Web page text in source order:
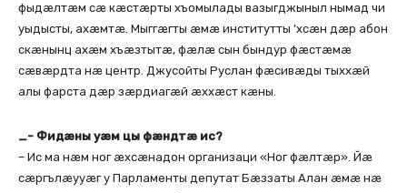
фыдæлтæм сæ кæстæрты хъомылады вазыгджыныл нымад чи
уыдысты, ахæмтæ. Мыггæгты æмæ институтты ’хсæн дæр абон
скæнынц ахæм хъæзтытæ, фæлæ сын бындур фæстæмæ
сæвæрдта нæ центр. Джусойты Руслан фæсивæды тыххæй
алы фарста дæр зæрдиагæй æххæст кæны.
_- Фидæны уæм цы фæндтæ ис?
– Ис ма нæм ног æхсæнадон организаци «Ног фæлтæр». Йæ
сæргълæууæг у Парламенты депутат Бæззаты Алан æмæ нæ